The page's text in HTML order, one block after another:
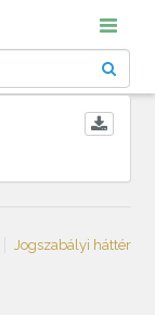
Jogszabályi háttér